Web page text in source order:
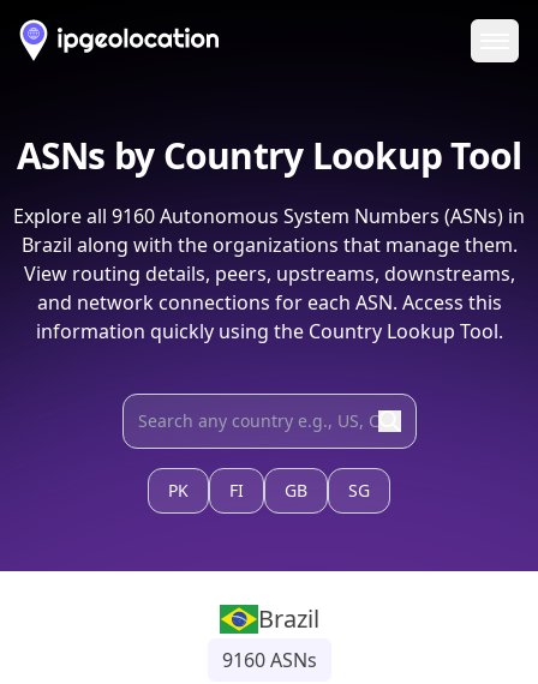
ASNs by Country Lookup Tool
Explore all 9160Autonomous System Numbers (ASNs) in
Brazil along with the organizations that manage them.
View routing details, peers, upstreams, downstreams,
and network connections for each ASN. Access this
information quickly using the Country Lookup Tool.
PK FI GB SG
Brazil
9160ASNs